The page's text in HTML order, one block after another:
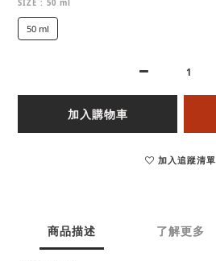
SIZE : 50 ml
50 ml
加入購物車
加入追蹤清單
商品描述 了解更多